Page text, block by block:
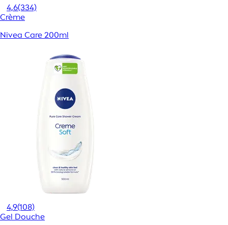
4,6(334)
Crème
Nivea Care 200ml
4,9(108)
Gel Douche